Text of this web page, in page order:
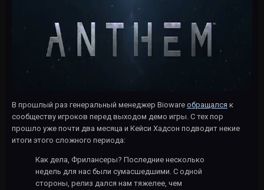
В прошлый раз генеральный менеджер Bioware обращался к
сообществу игроков перед выходом демо игры. С тех пор
прошло уже почти два месяца и Кейси Хадсон подводит некие
итоги этого сложного периода:
Как дела, Фрилансеры? Последние несколько
недель для нас были сумасшедшими. С одной
стороны, релиз дался нам тяжелее, чем